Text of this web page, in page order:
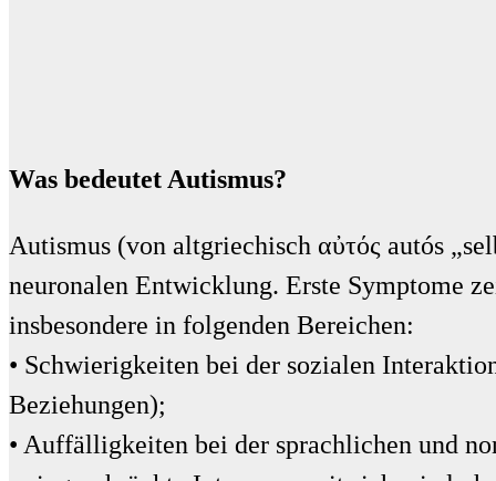
Was bedeutet Autismus?
Autismus (von altgriechisch αὐτός autós
neuronalen Entwicklung. Erste Symptome
insbesondere in folgenden Bereichen:
• Schwierigkeiten bei der sozialen
Beziehungen);
• Auffälligkeiten bei der sprachlichen und